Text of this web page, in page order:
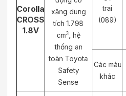
Corolla
CROSS
1.8V
xăng dung
tích 1.798
cm3
, hệ
thống an
toàn Toyota
Safety
Sense
trai
(089)
Các màu
khác